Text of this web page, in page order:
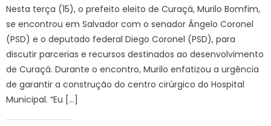
Nesta terça (15), o prefeito eleito de Curaçá, Murilo Bomfim,
se encontrou em Salvador com o senador Ângelo Coronel
(PSD) e o deputado federal Diego Coronel (PSD), para
discutir parcerias e recursos destinados ao desenvolvimento
de Curaçá. Durante o encontro, Murilo enfatizou a urgência
de garantir a construção do centro cirúrgico do Hospital
Municipal. “Eu […]